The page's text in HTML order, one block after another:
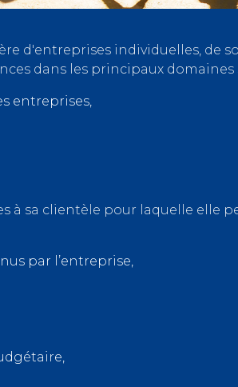
d'entreprises individuelles, de
dans les principaux domaines
entreprises,
à sa clientèle pour laquelle elle
par l’entreprise,